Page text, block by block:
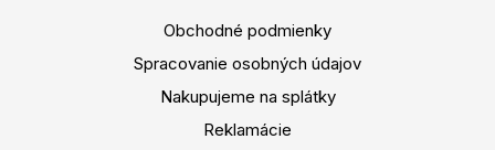
Obchodné podmienky
Spracovanie osobných údajov
Nakupujeme na splátky
Reklamácie